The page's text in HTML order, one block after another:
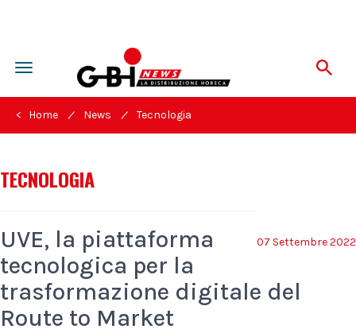
Toggle
navigation
< Home / News / Tecnologia
TECNOLOGIA
07 Settembre 2022
UVE, la piattaforma
tecnologica per la
trasformazione digitale del
Route to Market